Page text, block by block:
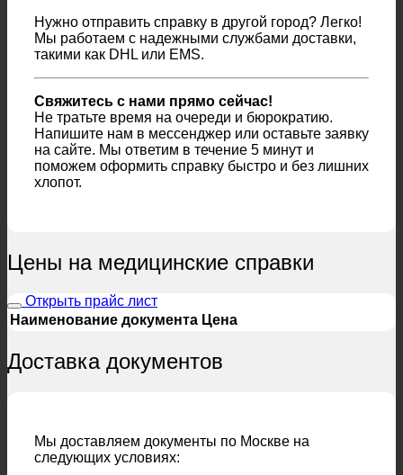
Нужно отправить справку в другой город? Легко!
Мы работаем с надежными службами доставки,
такими как DHL или EMS.
Свяжитесь с нами прямо сейчас!
Не тратьте время на очереди и бюрократию.
Напишите нам в мессенджер или оставьте заявку
на сайте. Мы ответим в течение 5 минут и
поможем оформить справку быстро и без лишних
хлопот.
Цены на медицинские справки
Открыть прайс лист
Наименование документа Цена
Доставка документов
Мы доставляем документы по Москве на
следующих условиях: